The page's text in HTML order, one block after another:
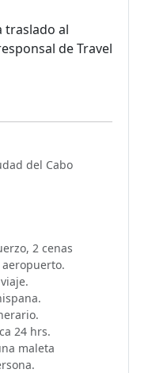
traslado al
de Travel
del Cabo
2 cenas
24 hrs.
maleta